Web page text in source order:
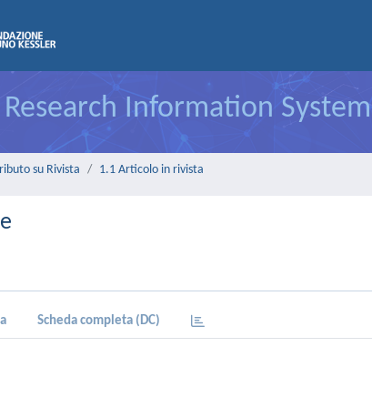
Information System
su Rivista 1.1 Articolo in rivista
Scheda completa (DC)